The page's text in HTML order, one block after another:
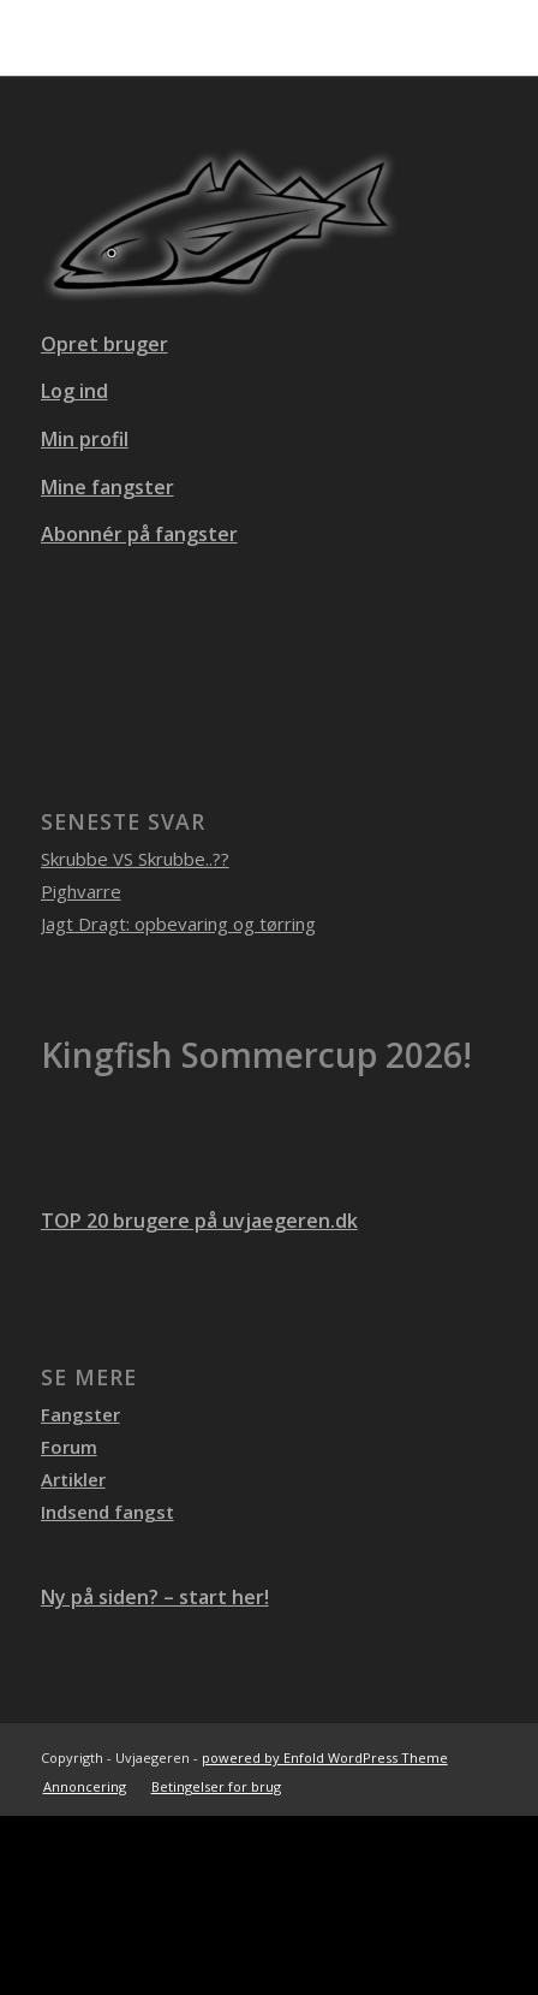
Opret bruger
Log ind
Min profil
Mine fangster
Abonnér på fangster
SENESTE SVAR
Skrubbe VS Skrubbe..??
Pighvarre
Jagt Dragt: opbevaring og tørring
Kingfish Sommercup 2026!
TOP 20 brugere på uvjaegeren.dk
SE MERE
Fangster
Forum
Artikler
Indsend fangst
Ny på siden? – start her!
Copyrigth - Uvjaegeren - powered by Enfold WordPress Theme
Annoncering
Betingelser for brug